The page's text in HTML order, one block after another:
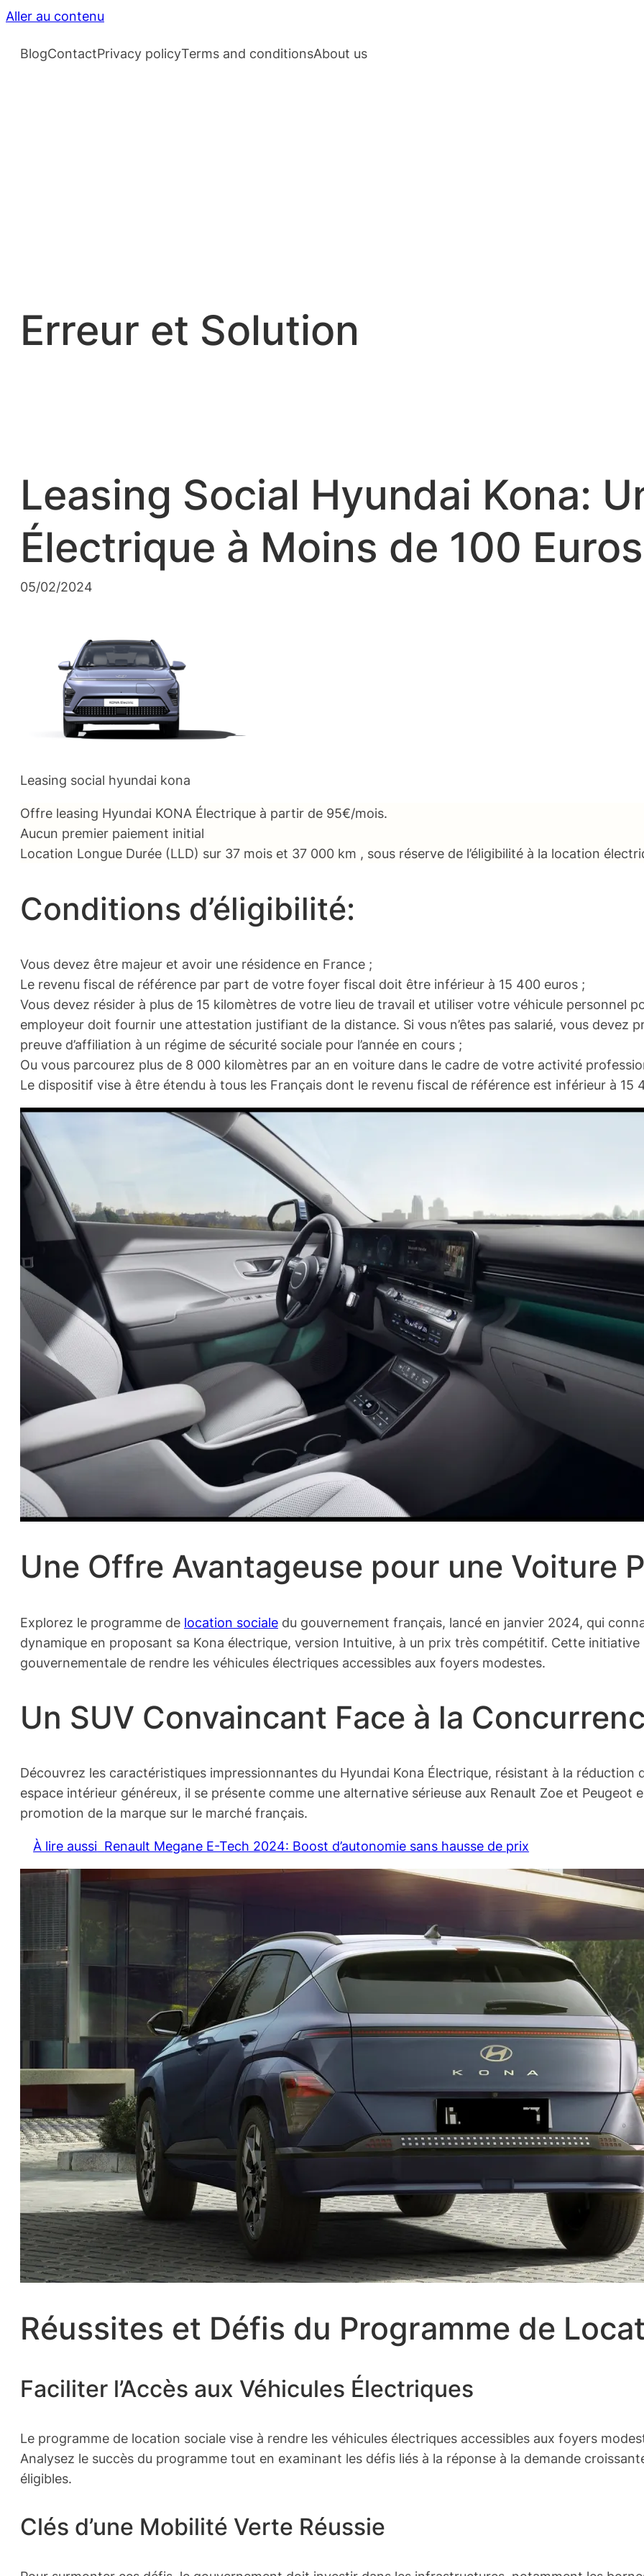
Aller au contenu
BlogContactPrivacy policyTerms and conditionsAbout us
Erreur et Solution
Leasing Social Hyundai Kona:
Électrique à Moins de 100
05/02/2024
Leasing social hyundai kona
Offre leasing Hyundai KONA Électrique à partir de 95€/mois.
Aucun premier paiement initial
Location Longue Durée (LLD) sur 37 mois et 37 000 km , sous réserve de l’éligibilité à la location
Conditions d’éligibilité:
Vous devez être majeur et avoir une résidence en France ;
Le revenu fiscal de référence par part de votre foyer fiscal doit être inférieur à 15 400 euros ;
Vous devez résider à plus de 15 kilomètres de votre lieu de travail et utiliser votre véhicule personnel
employeur doit fournir une attestation justifiant de la distance. Si vous n’êtes pas salarié, vous devez
preuve d’affiliation à un régime de sécurité sociale pour l’année en cours ;
Ou vous parcourez plus de 8 000 kilomètres par an en voiture dans le cadre de votre activité
Le dispositif vise à être étendu à tous les Français dont le revenu fiscal de référence est inférieur à
Une Offre Avantageuse pour une Voiture
Explorez le programme de location sociale du gouvernement français, lancé en janvier 2024, qui
dynamique en proposant sa Kona électrique, version Intuitive, à un prix très compétitif. Cette
gouvernementale de rendre les véhicules électriques accessibles aux foyers modestes.
Un SUV Convaincant Face à la
Découvrez les caractéristiques impressionnantes du Hyundai Kona Électrique, résistant à la réduction
espace intérieur généreux, il se présente comme une alternative sérieuse aux Renault Zoe et
promotion de la marque sur le marché français.
À lire aussi Renault Megane E-Tech 2024: Boost d’autonomie sans hausse de prix
Réussites et Défis du Programme de
Faciliter l’Accès aux Véhicules Électriques
Le programme de location sociale vise à rendre les véhicules électriques accessibles aux foyers
Analysez le succès du programme tout en examinant les défis liés à la réponse à la demande
éligibles.
Clés d’une Mobilité Verte Réussie